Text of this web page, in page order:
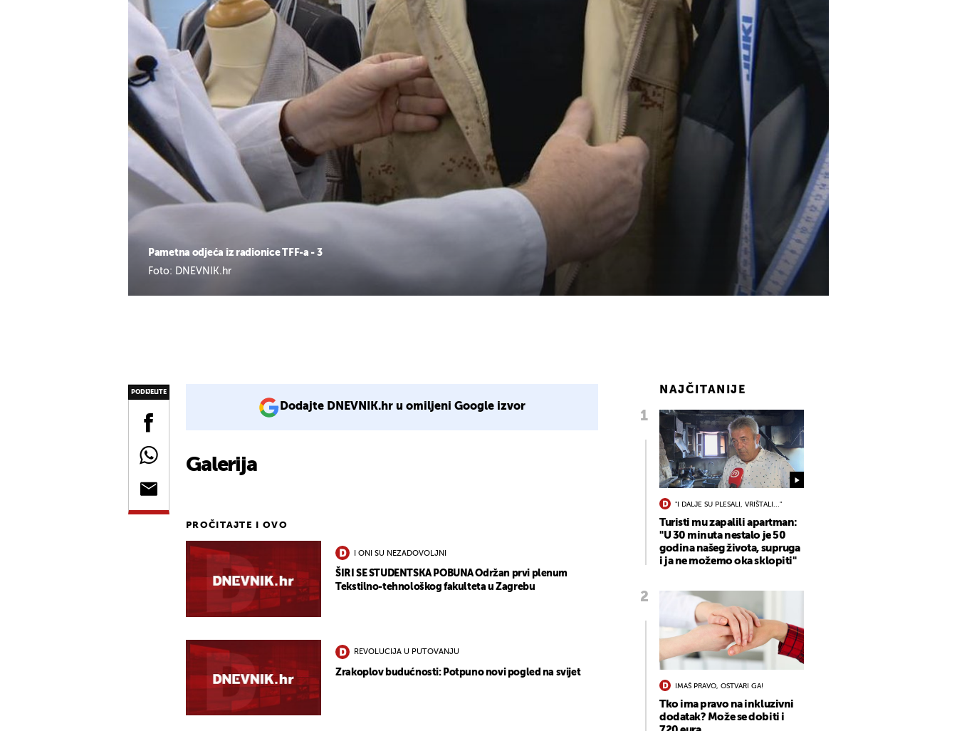
Pametna odjeća iz radionice TFF-a - 3
Foto: DNEVNIK.hr
PODIJELITE
Dodajte DNEVNIK.hr u omiljeni Google izvor
Galerija
PROČITAJTE I OVO
I ONI SU NEZADOVOLJNI
ŠIRI SE STUDENTSKA POBUNA Održan prvi plenum
Tekstilno-tehnološkog fakulteta u Zagrebu
REVOLUCIJA U PUTOVANJU
Zrakoplov budućnosti: Potpuno novi pogled na svijet
NAJČITANIJE
"I DALJE SU PLESALI, VRIŠTALI..."
Turisti mu zapalili apartman:
"U 30 minuta nestalo je 50
godina našeg života, supruga
i ja ne možemo oka sklopiti"
IMAŠ PRAVO, OSTVARI GA!
Tko ima pravo na inkluzivni
dodatak? Može se dobiti i